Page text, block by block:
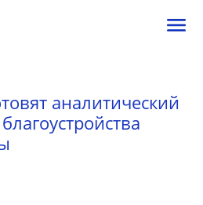
аналитический